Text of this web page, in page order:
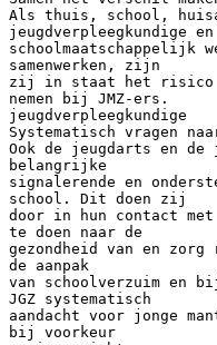
Als thuis, school,
jeugdverpleegkundige en
schoolmaatschappelijk
samenwerken, zijn
zij in staat het risico
nemen bij JMZ-ers.
jeugdverpleegkundige
Systematisch vragen
Ook de jeugdarts en de
belangrijke
signalerende en
school. Dit doen zij
door in hun contact
te doen naar de
gezondheid van en
de aanpak
van schoolverzuim en
JGZ systematisch
aandacht voor jonge
bij voorkeur